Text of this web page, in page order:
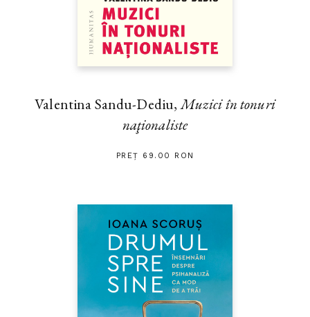
Valentina Sandu-Dediu,Muzici în tonuri
naţionaliste
PREȚ 69.00 RON